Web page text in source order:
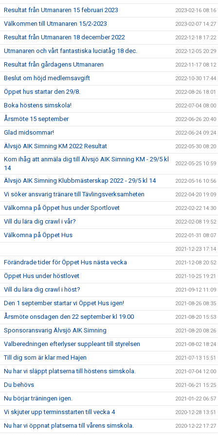
Resultat från Utmanaren 15 februari 2023 2023-02-16 08:16
Välkommen till Utmanaren 15/2-2023 2023-02-07 14:27
Resultat från Utmanaren 18 december 2022 2022-12-18 17:22
Utmanaren och vårt fantastiska luciatåg 18 dec. 2022-12-05 20:29
Resultat från gårdagens Utmanaren 2022-11-17 08:12
Beslut om höjd medlemsavgift 2022-10-30 17:44
Öppet hus startar den 29/8. 2022-08-26 18:01
Boka höstens simskola! 2022-07-04 08:00
Årsmöte 15 september 2022-06-26 20:40
Glad midsommar! 2022-06-24 09:24
Älvsjö AIK Simning KM 2022 Resultat 2022-05-30 08:20
Kom ihåg att anmäla dig till Älvsjö AIK Simning KM - 29/5 kl
14
2022-05-25 10:59
Älvsjö AIK Simning Klubbmästerskap 2022 - 29/5 kl 14 2022-05-16 10:56
Vi söker ansvarig tränare till Tävlingsverksamheten 2022-04-20 19:09
Välkomna på Öppet hus under Sportlovet 2022-02-22 14:30
Vill du lära dig crawl i vår? 2022-02-08 19:52
Välkomna på Öppet Hus 2022-01-31 08:07
2021-12-23 17:14
Förändrade tider för Öppet Hus nästa vecka 2021-12-08 20:52
Öppet Hus under höstlovet 2021-10-25 19:21
Vill du lära dig crawl i höst? 2021-09-12 11:09
Den 1 september startar vi Öppet Hus igen! 2021-08-26 08:35
Årsmöte onsdagen den 22 september kl 19.00 2021-08-20 15:53
Sponsoransvarig Älvsjö AIK Simning 2021-08-20 08:26
Valberedningen efterlyser suppleant till styrelsen 2021-08-02 18:24
Till dig som är klar med Hajen 2021-07-13 15:51
Nu har vi släppt platserna till höstens simskola. 2021-07-04 12:00
Du behövs 2021-06-21 15:25
Nu börjar träningen igen. 2021-01-22 06:57
Vi skjuter upp terminsstarten till vecka 4 2020-12-28 13:51
Nu har vi öppnat platserna till vårens simskola. 2020-12-22 17:27